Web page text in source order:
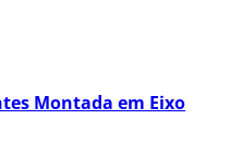
Montada em Eixo